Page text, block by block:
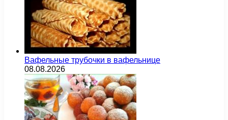
Вафельные трубочки в вафельнице
08.08.2026